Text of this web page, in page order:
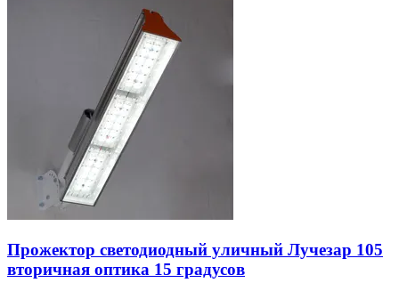
Прожектор светодиодный уличный Лучезар 105
вторичная оптика 15 градусов